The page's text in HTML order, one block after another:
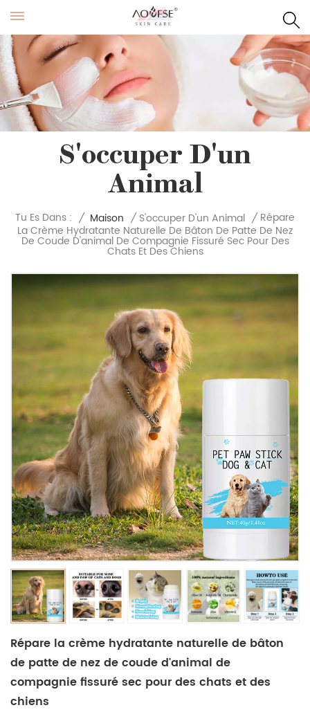
S'occuper D'un
Animal
Tu Es Dans : / Maison / S'occuper D'un Animal / Répare
La Crème Hydratante Naturelle De Bâton De Patte De Nez
De Coude D'animal De Compagnie Fissuré Sec Pour Des
Chats Et Des Chiens
Répare la crème hydratante naturelle de bâton
de patte de nez de coude d'animal de
compagnie fissuré sec pour des chats et des
chiens